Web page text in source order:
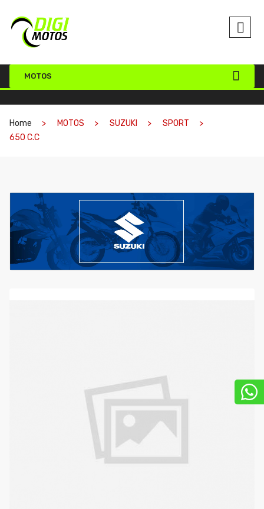
MOTOS
Home MOTOS SUZUKI
SPORT
650 C.C